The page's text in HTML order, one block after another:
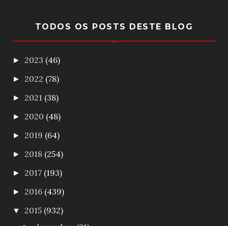
TODOS OS POSTS DESTE BLOG
► 2023 (46)
► 2022 (78)
► 2021 (38)
► 2020 (48)
► 2019 (64)
► 2018 (254)
► 2017 (193)
► 2016 (439)
▼ 2015 (932)